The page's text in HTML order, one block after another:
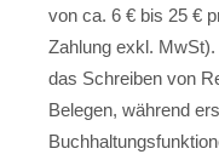
von ca. 6 € bis 25 €
Zahlung exkl. MwSt).
das Schreiben von
Belegen, während